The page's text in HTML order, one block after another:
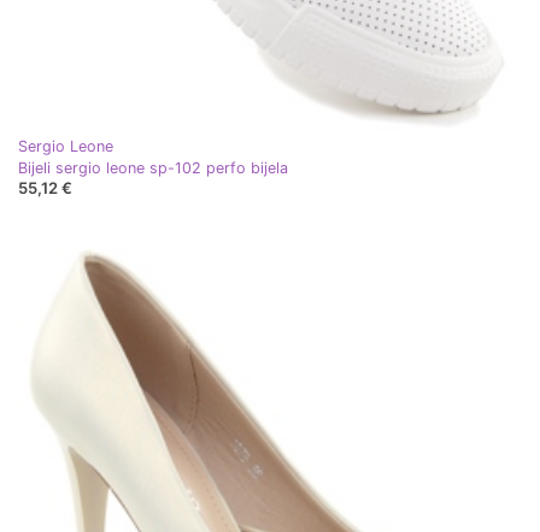
Sergio Leone
Bijeli sergio leone sp-102 perfo bijela
55,12 €